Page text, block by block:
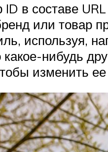
в составе
или товар
используя,
нибудь
изменить